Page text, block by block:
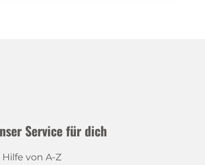
Service für dich
Hilfe von A-Z